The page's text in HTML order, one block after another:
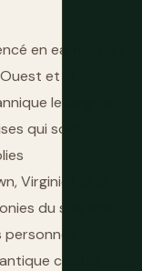
en earnest au
et la
le long de
qui sont
Virginie) et la
du sud était
contre